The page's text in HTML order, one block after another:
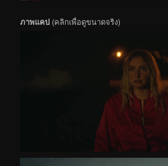
ภาพแคป (คลิกเพื่อดูขนาดจริง)